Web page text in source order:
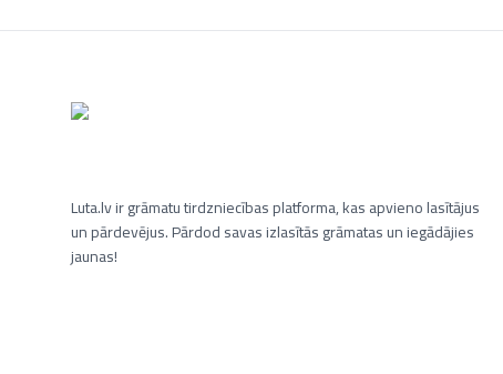
Luta.lv ir grāmatu tirdzniecības platforma, kas apvieno lasītājus
un pārdevējus. Pārdod savas izlasītās grāmatas un iegādājies
jaunas!